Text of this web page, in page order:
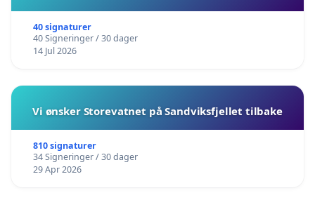
40 signaturer
40 Signeringer / 30 dager
14 Jul 2026
Vi ønsker Storevatnet på Sandviksfjellet tilbake
810 signaturer
34 Signeringer / 30 dager
29 Apr 2026